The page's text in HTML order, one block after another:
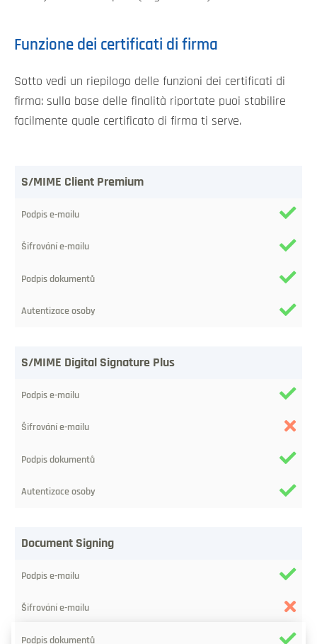
Funzione dei certificati di firma
Sotto vedi un riepilogo delle funzioni dei certificati di
firma: sulla base delle finalità riportate puoi stabilire
facilmente quale certificato di firma ti serve.
Certificato
Funzione
del
elettronico
del
messaggio
dei
S/MIME Client Premium
S/MIME Digital Signature Plus
Document Signing